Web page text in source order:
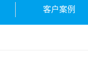
客户案例